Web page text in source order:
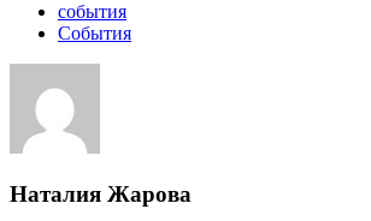
события
События
Наталия Жарова